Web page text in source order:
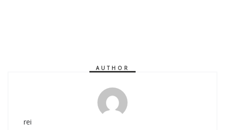
AUTHOR
rei